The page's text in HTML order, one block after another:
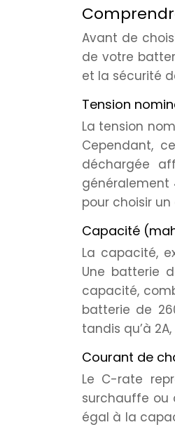
Avant de
de votre
et la sécurité
Tension
La tension
Cependant,
déchargée
généralement
pour choisir
Capacité
La capacité,
Une batterie
capacité,
batterie de
tandis qu’à
Courant de
Le C-rate
surchauffe ou
égal à la